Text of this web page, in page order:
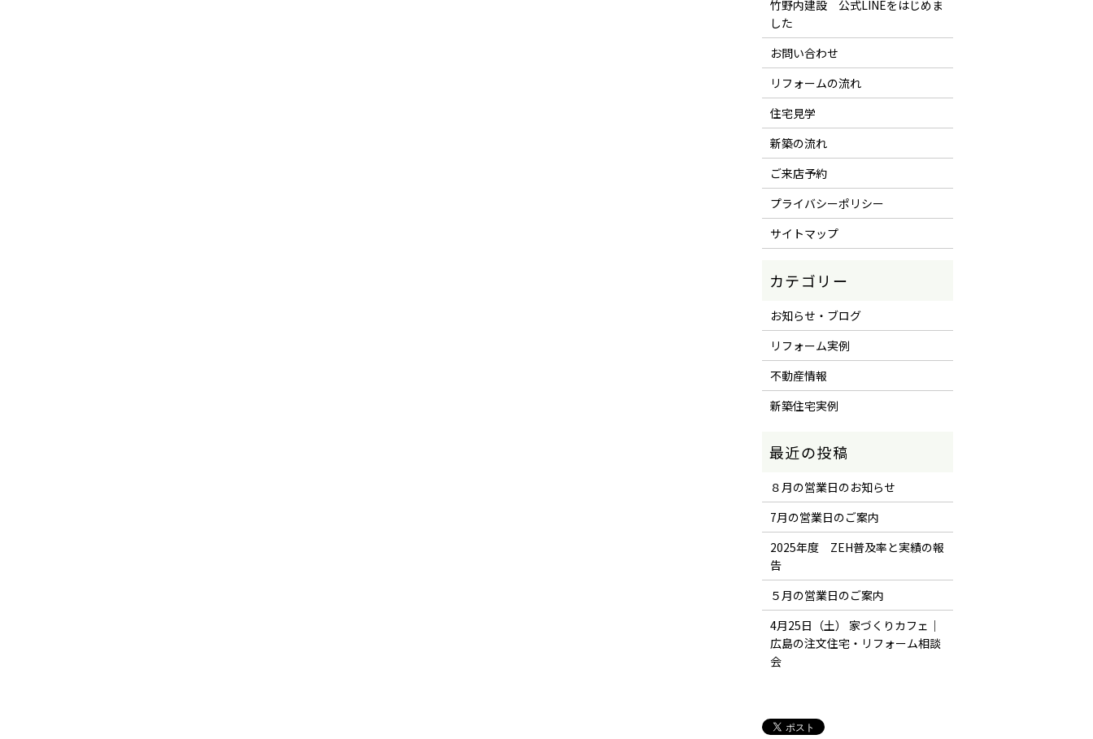
竹野内建設 公式LINEをはじめま
した
お問い合わせ
リフォームの流れ
住宅見学
新築の流れ
ご来店予約
プライバシーポリシー
サイトマップ
お知らせ・ブログ
リフォーム実例
不動産情報
新築住宅実例
８月の営業日のお知らせ
7月の営業日のご案内
2025年度 ZEH普及率と実績の報
告
５月の営業日のご案内
4月25日（土） 家づくりカフェ｜
広島の注文住宅・リフォーム相談
会